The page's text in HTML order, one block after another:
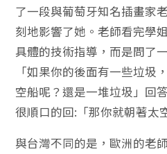
了一段與葡萄牙知名插畫家
刻地影響了她。老師看完學
具體的技術指導，而是問了
「如果你的後面有一些垃圾
空船呢？還是一堆垃圾」回
很順口的回:「那你就朝著太
與台灣不同的是，歐洲的老